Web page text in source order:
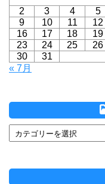
2
3 4 5
9
10 11 12
16
17 18 19
23
24 25 26
30
31
« 7月